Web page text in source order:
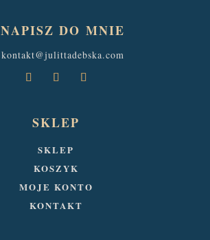
NAPISZ DO MNIE
kontakt@julittadebska.com
SKLEP
SKLEP
KOSZYK
MOJE KONTO
KONTAKT